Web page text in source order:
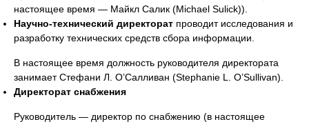
настоящее время — Майкл Салик (Michael Sulick)).
Научно-технический директорат проводит исследования и
разработку технических средств сбора информации.
В настоящее время должность руководителя директората
занимает Стефани Л. О’Салливан (Stephanie L. O’Sullivan).
Директорат снабжения
Руководитель — директор по снабжению (в настоящее